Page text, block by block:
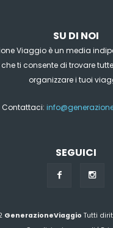
SU DI NOI
Viaggio è un media
ti consente di trovare
organizzare i tuoi
Contattaci:
SEGUICI
GenerazioneViaggio Tutti